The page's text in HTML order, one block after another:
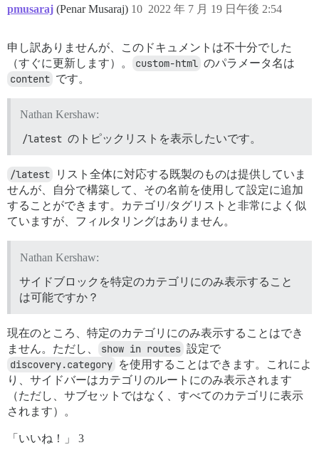
pmusaraj (Penar Musaraj) 2022 年 7 月 19 日午後 2:54
10
申し訳ありませんが、このドキュメントは不十分でした
（すぐに更新します）。
custom-html のパラメータ名は
content です。
Nathan Kershaw:
/latest のトピックリストを表示したいです。
/latest
リスト全体に対応する既製のものは提供していま
せんが、自分で構築して、その名前を使用して設定に追加
することができます。カテゴリ/タグリストと非常によく似
ていますが、フィルタリングはありません。
Nathan Kershaw:
サイドブロックを特定のカテゴリにのみ表示すること
は可能ですか？
現在のところ、特定のカテゴリにのみ表示することはでき
ません。ただし、
show in routes 設定で
discovery.category を使用することはできます。これによ
り、サイドバーはカテゴリのルートにのみ表示されます
（ただし、サブセットではなく、すべてのカテゴリに表示
されます）。
「いいね！」 3